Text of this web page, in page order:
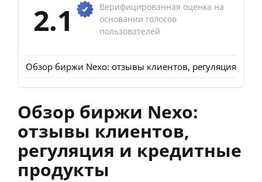
2.1
Верифицированная оценка на
основании голосов
пользователей
Обзор биржи Nexo: отзывы клиентов, регуляция и
Обзор биржи Nexo:
отзывы клиентов,
регуляция и кредитные
продукты